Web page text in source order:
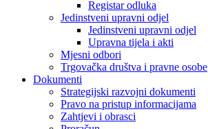
Registar odluka
Jedinstveni upravni odjel
Jedinstveni upravni odjel
Upravna tijela i akti
Mjesni odbori
Trgovačka društva i pravne osobe
Dokumenti
Strategijski razvojni dokumenti
Pravo na pristup informacijama
Zahtjevi i obrasci